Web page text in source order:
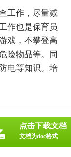
工作，尽量减
作也是保育员
戏，不攀登高
险物品等。同
电等知识。培
点击下载文档
文档为doc格式